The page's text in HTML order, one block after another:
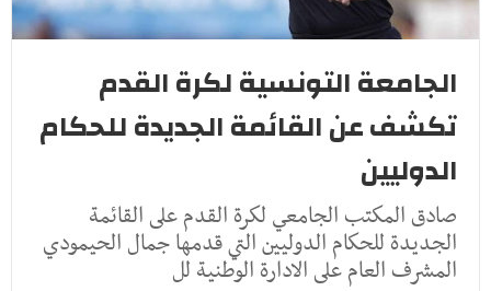
الجامعة التونسية لكرة القدم
تكشف عن القائمة الجديدة للحكام
الدوليين
صادق المكتب الجامعي لكرة القدم على القائمة
الجديدة للحكام الدوليين التي قدمها جمال الحيمودي
المشرف العام على الادارة الوطنية لل